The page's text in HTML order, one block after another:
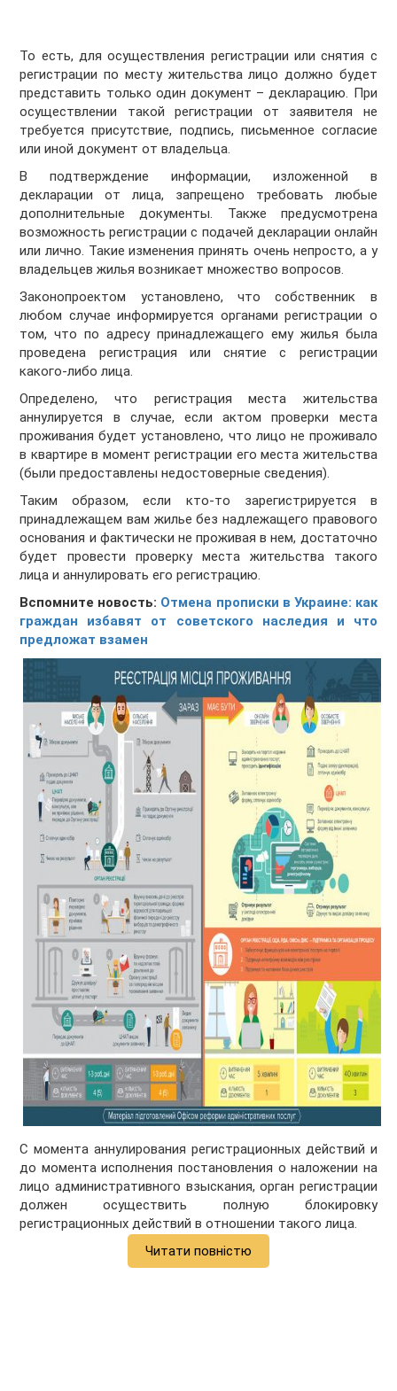
То есть, для осуществления регистрации или снятия с
регистрации по месту жительства лицо должно будет
представить только один документ – декларацию. При
осуществлении такой регистрации от заявителя не
требуется присутствие, подпись, письменное согласие
или иной документ от владельца.
В подтверждение информации, изложенной в
декларации от лица, запрещено требовать любые
дополнительные документы. Также предусмотрена
возможность регистрации с подачей декларации онлайн
или лично. Такие изменения принять очень непросто, а у
владельцев жилья возникает множество вопросов.
Законопроектом установлено, что собственник в
любом случае информируется органами регистрации о
том, что по адресу принадлежащего ему жилья была
проведена регистрация или снятие с регистрации
какого-либо лица.
Определено, что регистрация места жительства
аннулируется в случае, если актом проверки места
проживания будет установлено, что лицо не проживало
в квартире в момент регистрации его места жительства
(были предоставлены недостоверные сведения).
Таким образом, если кто-то зарегистрируется в
принадлежащем вам жилье без надлежащего правового
основания и фактически не проживая в нем, достаточно
будет провести проверку места жительства такого
лица и аннулировать его регистрацию.
Вспомните новость: Отмена прописки в Украине: как
граждан избавят от советского наследия и что
предложат взамен
С момента аннулирования регистрационных действий и
до момента исполнения постановления о наложении на
лицо административного взыскания, орган регистрации
должен осуществить полную блокировку
регистрационных действий в отношении такого лица.
Читати повністю